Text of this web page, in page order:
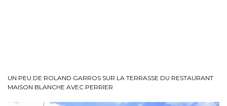
UN PEU DE ROLAND GARROS SUR LA TERRASSE DU RESTAURANT
MAISON BLANCHE AVEC PERRIER